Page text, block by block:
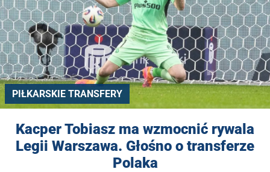
PIŁKARSKIE TRANSFERY
Kacper Tobiasz ma wzmocnić rywala
Legii Warszawa. Głośno o transferze
Polaka